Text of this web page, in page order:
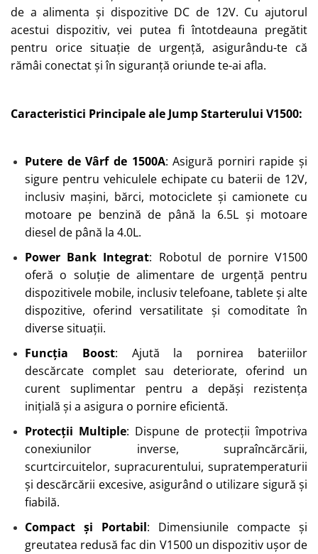
de a alimenta și dispozitive DC de 12V. Cu ajutorul
acestui dispozitiv, vei putea fi întotdeauna pregătit
pentru orice situație de urgență, asigurându-te că
rămâi conectat și în siguranță oriunde te-ai afla.
Caracteristici Principale ale Jump Starterului V1500:
Putere de Vârf de 1500A: Asigură porniri rapide și
sigure pentru vehiculele echipate cu baterii de 12V,
inclusiv mașini, bărci, motociclete și camionete cu
motoare pe benzină de până la 6.5L și motoare
diesel de până la 4.0L.
Power Bank Integrat: Robotul de pornire V1500
oferă o soluție de alimentare de urgență pentru
dispozitivele mobile, inclusiv telefoane, tablete și alte
dispozitive, oferind versatilitate și comoditate în
diverse situații.
Funcția Boost: Ajută la pornirea bateriilor
descărcate complet sau deteriorate, oferind un
curent suplimentar pentru a depăși rezistența
inițială și a asigura o pornire eficientă.
Protecții Multiple: Dispune de protecții împotriva
conexiunilor inverse, supraîncărcării,
scurtcircuitelor, supracurentului, supratemperaturii
și descărcării excesive, asigurând o utilizare sigură și
fiabilă.
Compact și Portabil: Dimensiunile compacte și
greutatea redusă fac din V1500 un dispozitiv ușor de